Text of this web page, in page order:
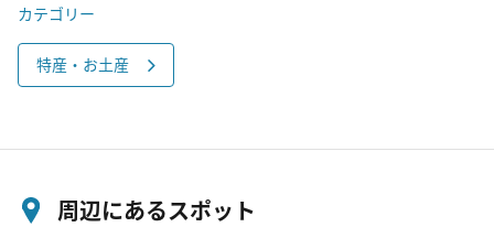
カテゴリー
特産・お土産
周辺にあるスポット